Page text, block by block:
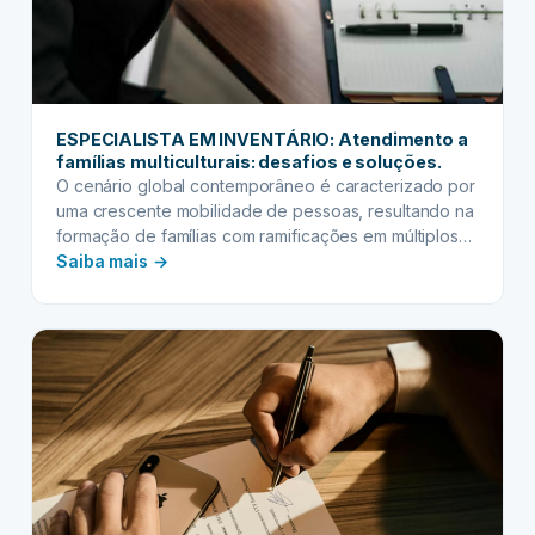
ESPECIALISTA EM INVENTÁRIO: Atendimento a
famílias multiculturais: desafios e soluções.
O cenário global contemporâneo é caracterizado por
uma crescente mobilidade de pessoas, resultando na
formação de famílias com ramificações em múltiplos
países…
Saiba mais →:
INVENTÁRIO:
Atendimento
a
famílias
multiculturais:
desafios
e
soluções.